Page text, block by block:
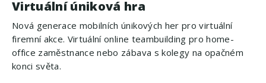
Virtuální úniková hra
Nová generace mobilních únikových her pro virtuální
firemní akce. Virtuální online teambuilding pro home-
office zaměstnance nebo zábava s kolegy na opačném
konci světa.